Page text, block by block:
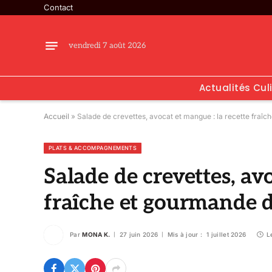
Contact
vendredi 7 août 2026
Actualités
Accueil » Salade de crevettes, avocat et mangue : la recette
PLATS & ACCOMPAGNEMENTS
Salade de crevettes,
fraîche et gourmande
Par MONA K. 27 juin 2026 Mis à jour : 1 juillet 2026